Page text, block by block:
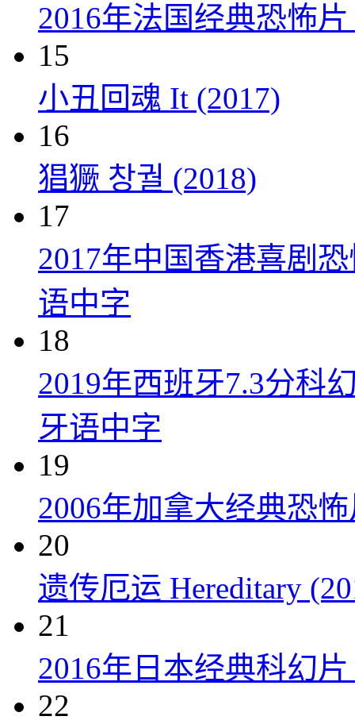
2016年法国经典恐怖
15
小丑回魂 It (2017)
16
猖獗 창궐 (2018)
17
2017年中国香港喜剧
语中字
18
2019年西班牙7.3分科
牙语中字
19
2006年加拿大经典恐
20
遗传厄运 Hereditary
21
2016年日本经典科幻
22